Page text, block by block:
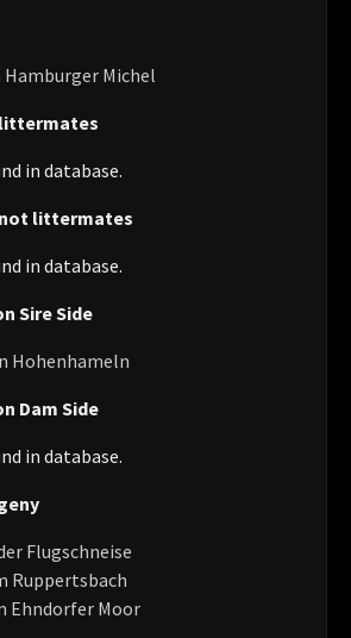
Hamburger Michel
in database.
littermates
in database.
Sire Side
Hohenhameln
Dam Side
in database.
Flugschneise
Ruppertsbach
Ehndorfer Moor